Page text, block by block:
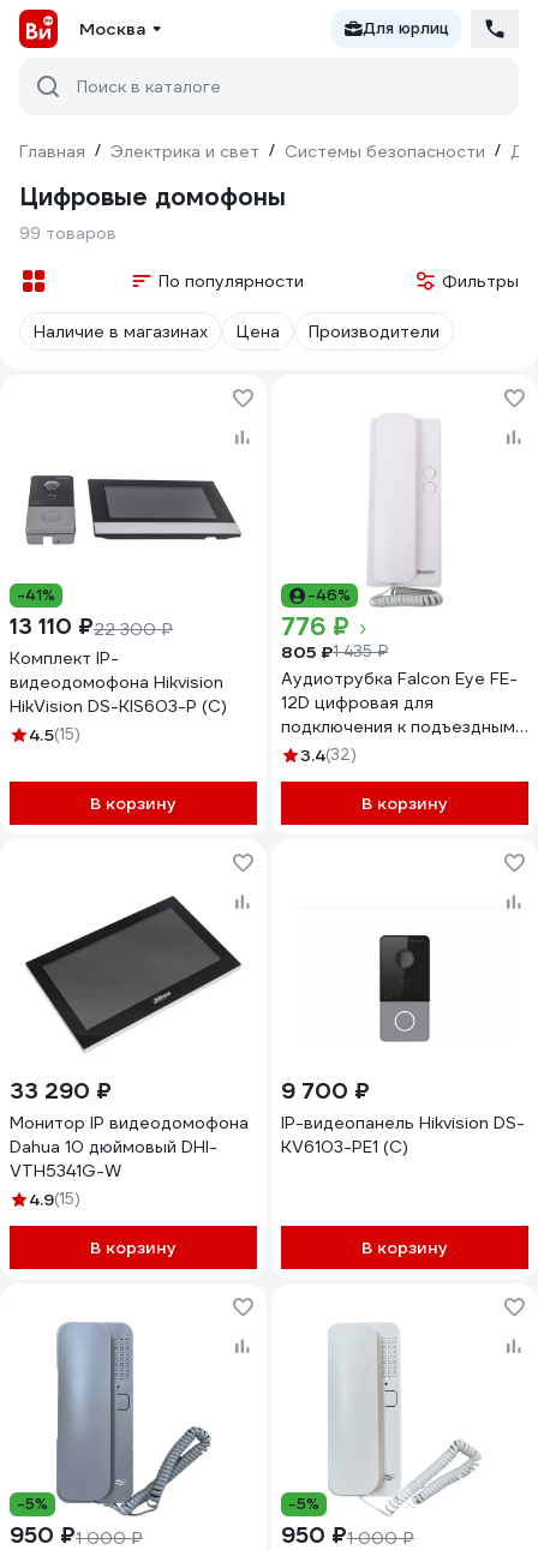
Москва Для юрлиц
Поиск в каталоге
Главная / Электрика и свет / Системы безопасности /
Цифровые домофоны
99 товаров
По популярности Фильтры
Наличие в магазинах Цена Производители
-41%
13 110 ₽22 300 ₽
Комплект IP-
видеодомофона Hikvision
HikVision DS-KIS603-P (C)
4.5(15)
В корзину
-46%
776 ₽
805 ₽1 435 ₽
Аудиотрубка Falcon Eye FE-
12D цифровая для
подключения к подъездным
цифровым домофонам 00-
3.4(32)
В корзину
33 290 ₽
Монитор IP видеодомофона
Dahua 10 дюймовый DHI-
VTH5341G-W
4.9(15)
В корзину
9 700 ₽
IP-видеопанель Hikvision DS-
KV6103-PE1 (C)
В корзину
-5%
950 ₽1 000 ₽
-5%
950 ₽1 000 ₽